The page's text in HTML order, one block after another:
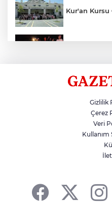
Kur'an
Siverek’te
Filistin
Gizlilik
Çerez
Veri
Kullanım